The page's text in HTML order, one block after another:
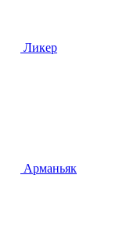
Ликер
Арманьяк